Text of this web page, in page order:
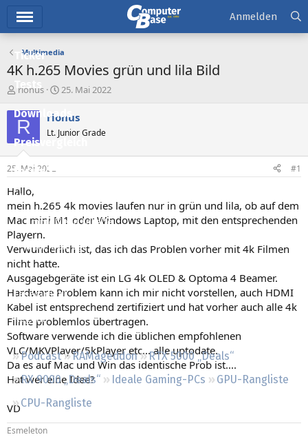
Ticker
Tests
Downloads
Preisvergleich
Forum
Aktuelles
Empfohlene Inhalte
Neue Beiträge
Neueste Aktivitäten
Leserartikel
Regeln
Podcast RAMageddon
RTX 5000 „Deals“
RX 9000 „Deals“
Ideale Gaming-PCs
GPU-Rangliste
CPU-Rangliste
Anmelden
Multimedia
4K h.265 Movies grün und lila Bild
E
s
t
e
e
r
rionus
E
s
e
t
m
25. Mai 2022
R rionus
Lt. Junior Grade
25. Mai 2022 #1
Hallo,
mein h.265 4k movies laufen nur in grün und lila, ob auf dem
Mac mini M1 oder Windows Laptop, mit den entsprechenden
Playern.
Verwunderlich ist, das ich das Problen vorher mit 4k Filmen
nicht hatte.
Ausgagebgeräte ist ein LG 4k OLED & Optoma 4 Beamer.
Hardware Problem kann ich mir nicht vorstellen, auch HDMI
Kabel ist entsprechend zertifiziert und hat vorher auch alle 4k
Filme problemlos übertragen.
Software verwende ich die üblichen empfohlenen
VLC/MKVPlayer/5kPlayer etc... alle uptodate.
Da es auf Mac und Win das identische Prob ist....
Hat wer eine Idee?
VD
Esmeleton